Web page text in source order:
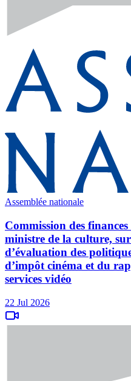
Assemblée nationale
Commission des
ministre de la culture,
d’évaluation des
d’impôt cinéma et du
services vidéo
22 Jul 2026